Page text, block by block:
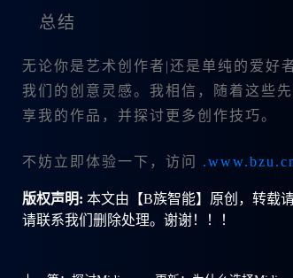
总结
无论你是艺术创作者|还是单纯的爱好者
我们的创意灵感。我相信，随着这些
享我的作品，并探讨更多创作技巧。
不妨立即体验一下，访问
版权声明: 本文由【B族智能】原创，转载
请联系我们删除处理。谢谢！！！